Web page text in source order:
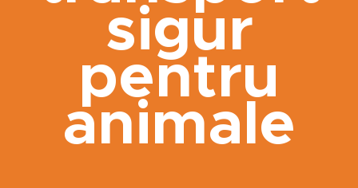
sigur
pentru
animale